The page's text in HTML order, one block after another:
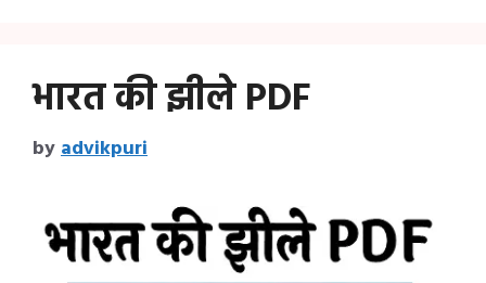
भारत की झीले PDF
byadvikpuri